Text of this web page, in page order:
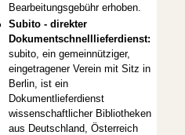
Bearbeitungsgebühr erhoben.
Subito - direkter
Dokumentschnelllieferdienst:
subito, ein gemeinnütziger,
eingetragener Verein mit Sitz in
Berlin, ist ein
Dokumentlieferdienst
wissenschaftlicher Bibliotheken
aus Deutschland, Österreich